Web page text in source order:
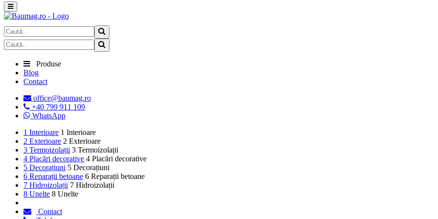
Produse
Blog
Contact
 office@baumag.ro
 +40 799 911 109
 WhatsApp
1 Interioare 1 Interioare
2 Exterioare 2 Exterioare
3 Termoizolații 3 Termoizolații
4 Placări decorative 4 Placări decorative
5 Decorațiuni 5 Decorațiuni
6 Reparații betoane 6 Reparații betoane
7 Hidroizolații 7 Hidroizolații
8 Unelte 8 Unelte
 Contact